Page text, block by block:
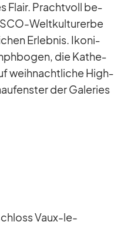
Flair. Pracht­voll be­
Welt­kul­tur­erbe
Er­leb­nis. Iko­ni­
die Ka­the­
weih­nacht­li­che High­
der Ga­le­ries
Vaux-le-